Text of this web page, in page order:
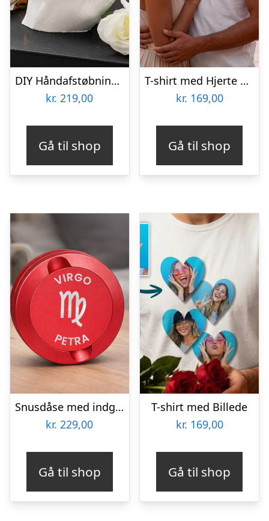
DIY Håndafstøbningskit – Spralla
kr. 219,00
Gå til shop
T-shirt med Hjerte & Bogstaver
kr. 169,00
Gå til shop
Snusdåse med indgravering – Stjernetegn
kr. 229,00
Gå til shop
T-shirt med Billede
kr. 169,00
Gå til shop